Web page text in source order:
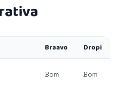
Braavo Dropi
Bom Bom